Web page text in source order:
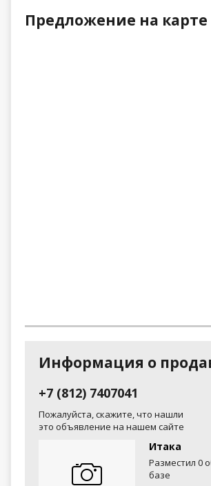
Предложение на карте
Информация о
+7 (812) 7407041
Пожалуйста, скажите, что нашли
это объявление на нашем сайте
Итака
Разместил 0
базе